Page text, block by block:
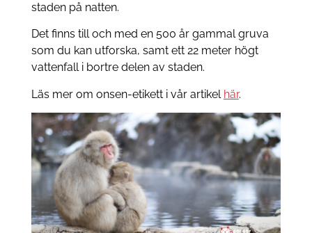
staden på natten.
Det finns till och med en 500 år gammal gruva
som du kan utforska, samt ett 22 meter högt
vattenfall i bortre delen av staden.
Läs mer om onsen-etikett i vår artikel här.